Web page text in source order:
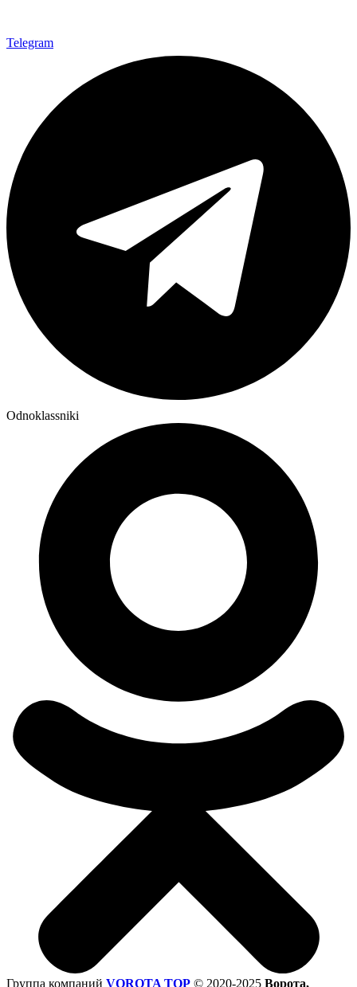
Telegram
Odnoklassniki
Группа компаний VOROTA TOP © 2020-2025 Ворота,